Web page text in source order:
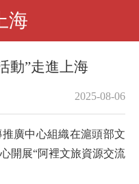
上海
動”走進上海
2025-08-06
廣中心組織在滬頭部文
開展“阿裡文旅資源交流